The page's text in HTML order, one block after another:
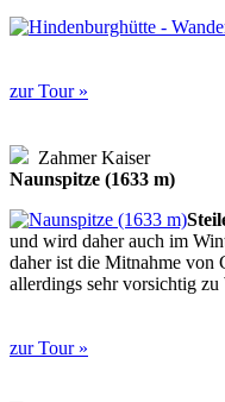
zur Tour »
Zahmer Kaiser
Naunspitze (1633 m)
und wird daher auch im
daher ist die Mitnahme von
allerdings sehr vorsichtig
zur Tour »